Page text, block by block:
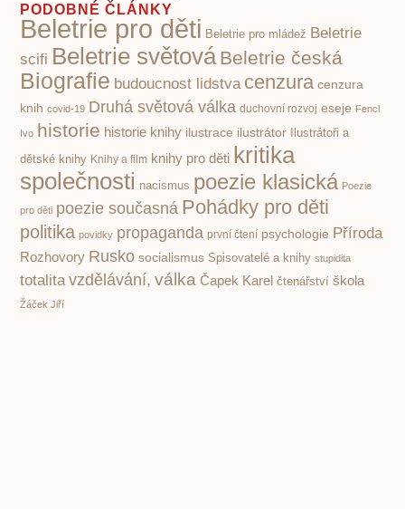
PODOBNÉ ČLÁNKY
Beletrie pro děti Beletrie pro mládež Beletrie
scifi Beletrie světováBeletrie česká
Biografie budoucnost lidstva cenzura cenzura
knih covid-19 Druhá světová válka duchovní rozvoj eseje Fencl
Ivo historie historie knihy ilustrace ilustrátor
Ilustrátoři a
dětské knihy Knihy a film knihy pro děti kritika
společnosti nacismus poezie klasická Poezie
pro děti poezie současná Pohádky pro děti
politika povidky propaganda první čtení psychologie Příroda
Rozhovory Rusko socialismus Spisovatelé a knihy stupidita
totalita vzdělávání, válka Čapek Karel čtenářství škola
Žáček Jiří